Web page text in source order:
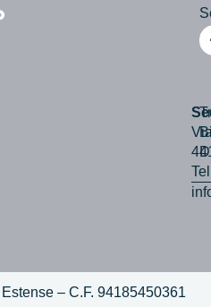
– C.F. 94185450361